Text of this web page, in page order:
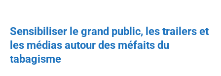
Sensibiliser le grand public, les trailers et
les médias autour des méfaits du
tabagisme